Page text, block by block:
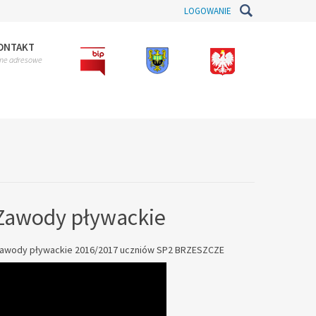
LOGOWANIE
adresowe
pływackie
pływackie 2016/2017 uczniów SP2 BRZESZCZE